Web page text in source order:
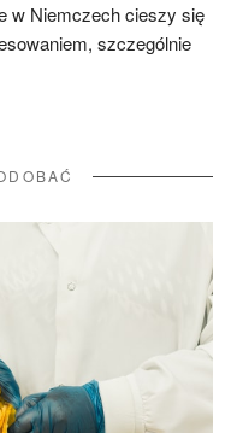
w Niemczech cieszy się
szczególnie